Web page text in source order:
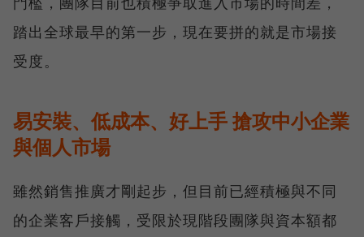
踏出全球最早的第一步，現在要拼的就是市場接
受度。
易安裝、低成本、好上手 搶攻中小企業
與個人市場
雖然銷售推廣才剛起步，但目前已經積極與不同
的企業客戶接觸，受限於現階段團隊與資本額都